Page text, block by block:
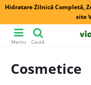
Hidratare Zilnică Completă,
site
Meniu Caută
Cosmetice